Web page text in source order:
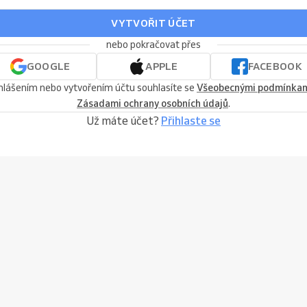
VYTVOŘIT ÚČET
nebo pokračovat přes
GOOGLE
APPLE
FACEBOOK
nebo vytvořením účtu souhlasíte se Všeobecnými
Zásadami ochrany osobních údajů.
Už máte účet? Přihlaste se